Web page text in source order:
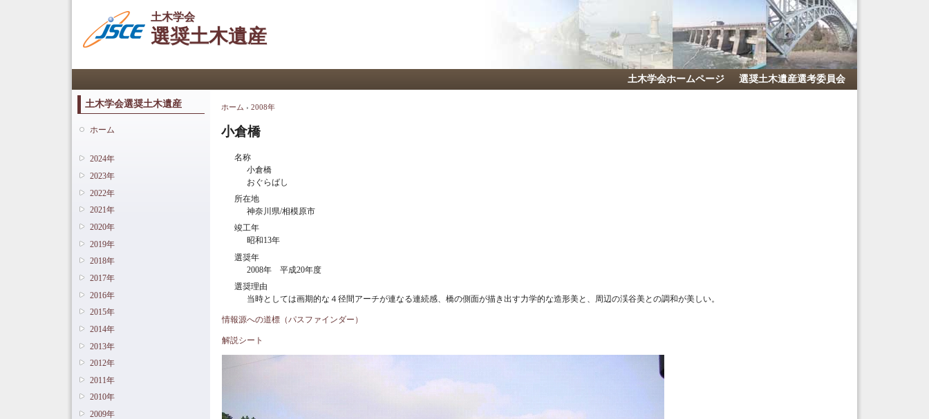
土木学会
選奨土木遺産
土木学会ホームページ 選奨土木遺産選考委員会
土木学会選奨土木遺産
ホーム
2024年
2023年
2022年
2021年
2020年
2019年
2018年
2017年
2016年
2015年
2014年
2013年
2012年
2011年
2010年
2009年
現在地
ホーム › 2008年
小倉橋
名称
小倉橋
おぐらばし
所在地
神奈川県/相模原市
竣工年
昭和13年
選奨年
2008年 平成20年度
選奨理由
当時としては画期的な４径間アーチが連なる連続感、橋の側面が描き出す力学的な造形美と、周辺の渓谷美との調和が美しい。
情報源への道標（パスファインダー）
解説シート